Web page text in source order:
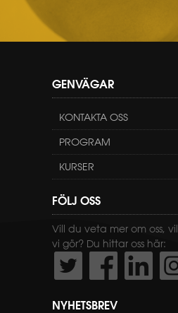
GENVÄGAR
KONTAKTA OSS
PROGRAM
KURSER
FÖLJ OSS
Vill du veta mer om oss,
vi gör? Du hittar oss här:
NYHETSBREV